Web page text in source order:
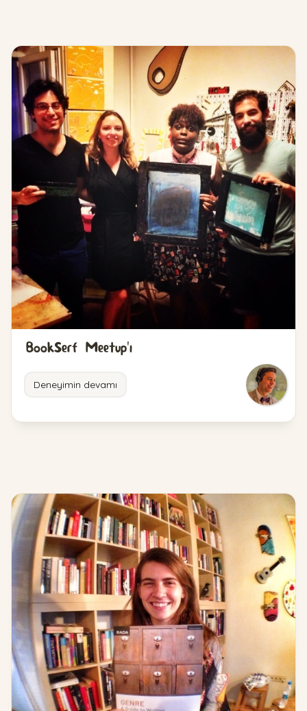
BookSerf Meetup'ı
Deneyimin devamı